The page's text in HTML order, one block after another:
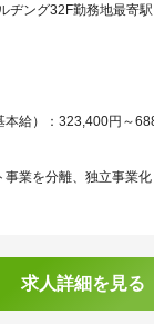
ング32F勤務地最寄駅
給）：323,400円～
業を分離、独立事業化
求人詳細を見る